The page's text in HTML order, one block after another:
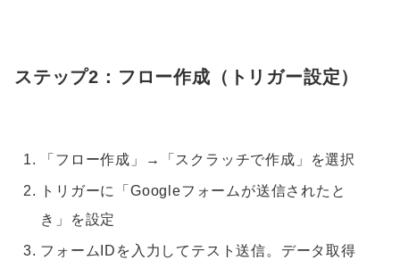
ステップ2：フロー作成（トリガー設定）
「フロー作成」→「スクラッチで作成」を選択
トリガーに「Googleフォームが送信されたと
き」を設定
フォームIDを入力してテスト送信。データ取得